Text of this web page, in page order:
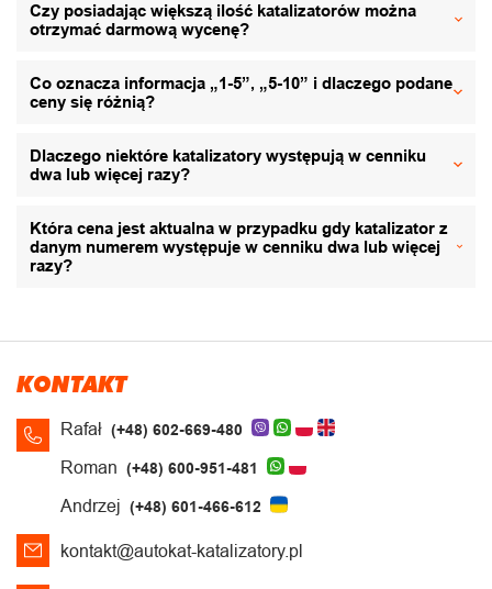
Czy posiadając większą ilość katalizatorów można
otrzymać darmową wycenę?
Co oznacza informacja „1-5”, „5-10” i dlaczego podane
ceny się różnią?
Dlaczego niektóre katalizatory występują w cenniku
dwa lub więcej razy?
Która cena jest aktualna w przypadku gdy katalizator z
danym numerem występuje w cenniku dwa lub więcej
razy?
KONTAKT
Rafał (+48) 602-669-480
Roman (+48) 600-951-481
Andrzej (+48) 601-466-612
kontakt@autokat-katalizatory.pl